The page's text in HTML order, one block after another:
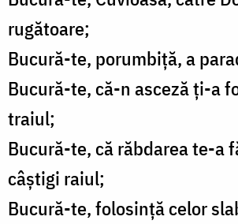
rugătoare;
Bucură-te, porumbiță, a
Bucură-te, că-n asceză ți-a
traiul;
Bucură-te, că răbdarea te-a
câștigi raiul;
Bucură-te, folosință celor